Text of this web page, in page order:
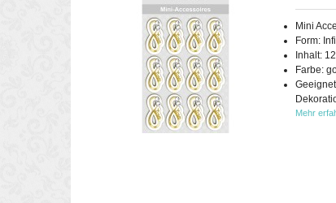
Mini
Form:
Inhalt:
Farbe:
Mehr